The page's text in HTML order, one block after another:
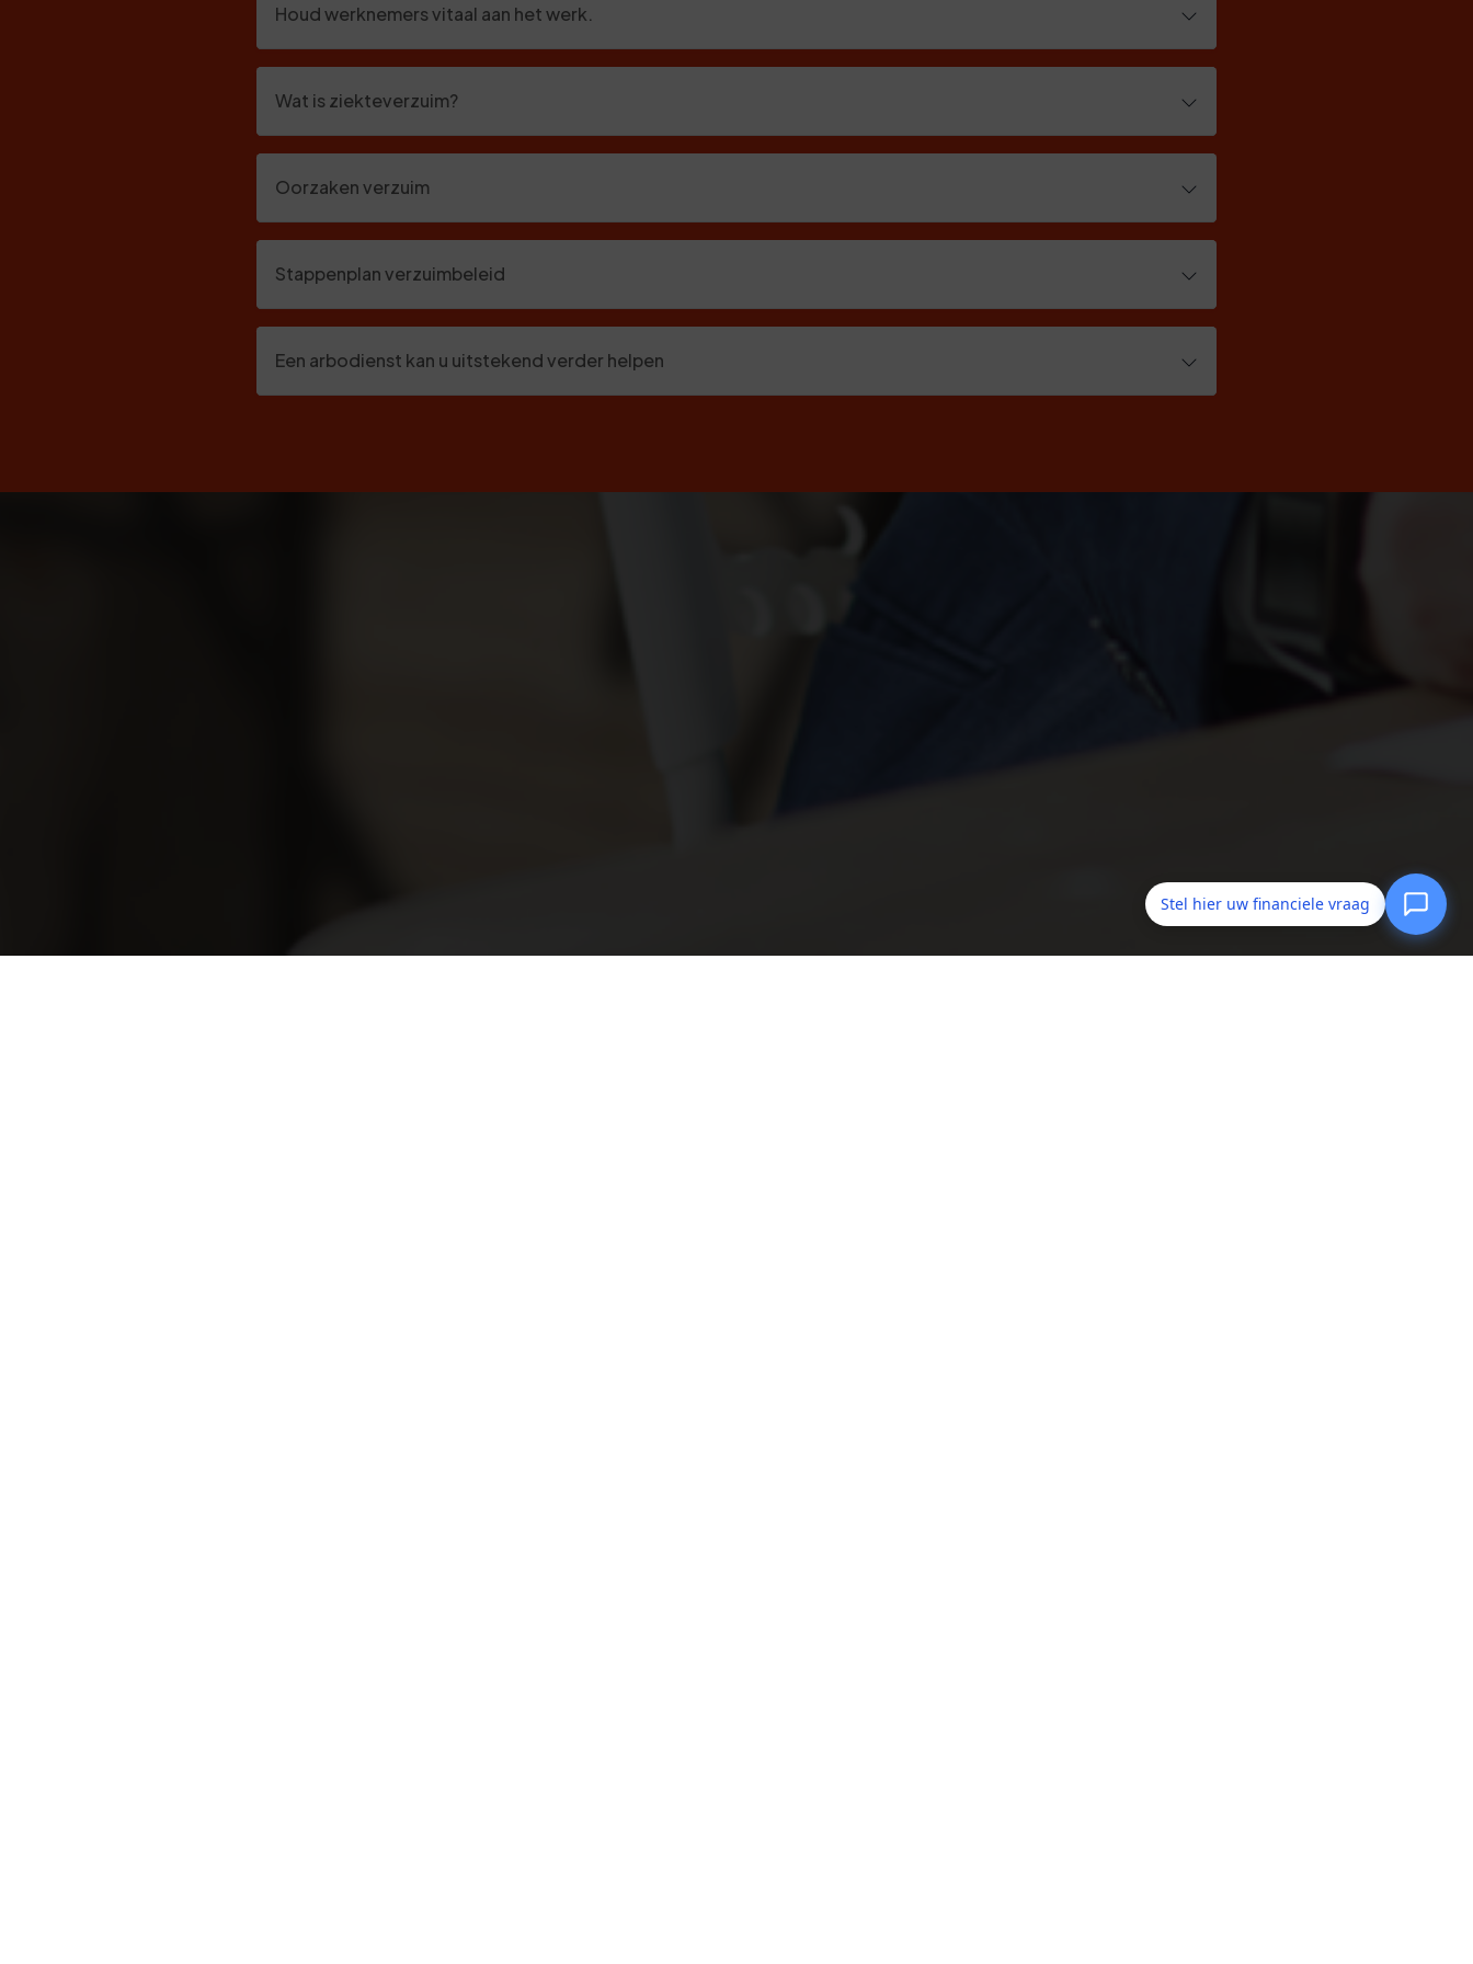
Houd werknemers vitaal aan het werk.
Wat is ziekteverzuim?
Oorzaken verzuim
Stappenplan verzuimbeleid
Een arbodienst kan u uitstekend verder helpen
Stel hier uw financiele vraag